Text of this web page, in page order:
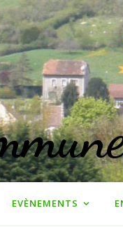
EVÈNEMENTS